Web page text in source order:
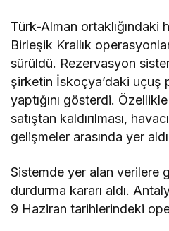
Türk-Alman ortaklığındaki
Birleşik Krallık
sürüldü. Rezervasyon
şirketin İskoçya’daki uçuş
yaptığını gösterdi.
satıştan kaldırılması,
gelişmeler arasında yer
Sistemde yer alan verilere
durdurma kararı aldı.
9 Haziran tarihlerindeki